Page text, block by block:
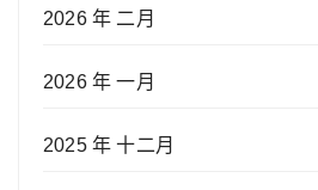
2026 年 二月
2026 年 一月
2025 年 十二月